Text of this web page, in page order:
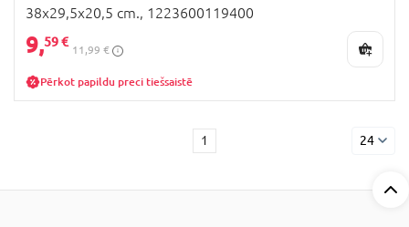
38x29,5x20,5 cm., 1223600119400
9,59 €
11,99 €
Pērkot papildu preci tiešsaistē
1 24